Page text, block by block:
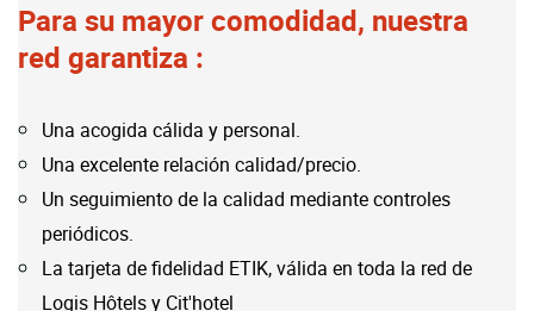
Para su mayor comodidad, nuestra
red garantiza :
Una acogida cálida y personal.
Una excelente relación calidad/precio.
Un seguimiento de la calidad mediante controles
periódicos.
La tarjeta de fidelidad ETIK, válida en toda la red de
Logis Hôtels y Cit'hotel